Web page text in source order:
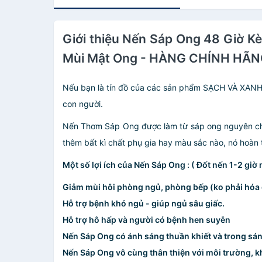
Giới thiệu Nến Sáp Ong 48 Giờ
Mùi Mật Ong - HÀNG CHÍNH
Nếu bạn là tín đồ của các sản phẩm SẠCH VÀ
con người.
Nến Thơm Sáp Ong được làm từ sáp ong nguyên
thêm bất kì chất phụ gia hay màu sắc nào, nó hoàn
Một số lợi ích của Nến Sáp Ong : ( Đốt nến 1-2 giờ
Giảm mùi hôi phòng ngủ, phòng bếp (ko phải
Hỗ trợ bệnh khó ngủ - giúp ngủ sâu giấc.
Hỗ trợ hô hấp và người có bệnh hen suyễn
Nến Sáp Ong có ánh sáng thuần khiết và trong
Nến Sáp Ong vô cùng thân thiện với môi trường,